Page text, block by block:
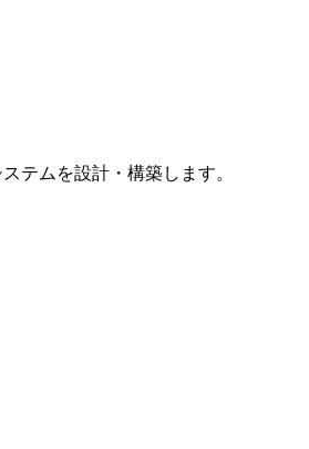
テムを設計・構築します。